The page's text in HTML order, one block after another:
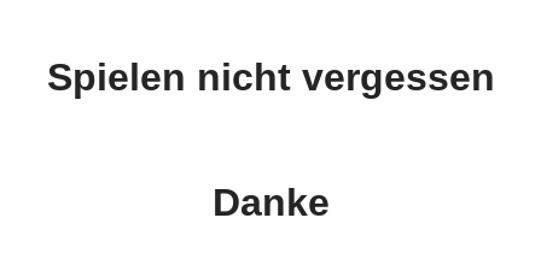
Spielen nicht vergessen
Danke